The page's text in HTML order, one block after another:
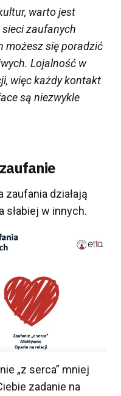
warto jest
zaufanych
możesz się poradzić
Lojalność w
więc każdy kontakt
są niezwykle
działają
słabiej w innych.
„z serca” mniej
zadanie na